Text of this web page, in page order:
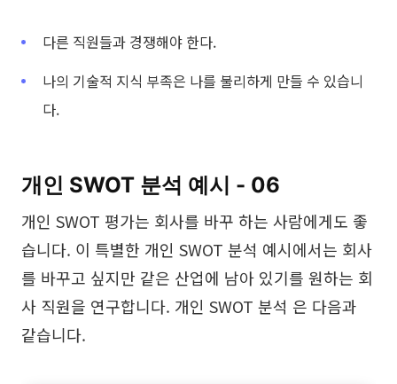
다른 직원들과 경쟁해야 한다.
나의 기술적 지식 부족은 나를 불리하게 만들 수 있습니
다.
개인 SWOT 분석 예시 - 06
개인 SWOT 평가는 회사를 바꾸 하는 사람에게도 좋
습니다. 이 특별한 개인 SWOT 분석 예시에서는 회사
를 바꾸고 싶지만 같은 산업에 남아 있기를 원하는 회
사 직원을 연구합니다. 개인 SWOT 분석 은 다음과
같습니다.